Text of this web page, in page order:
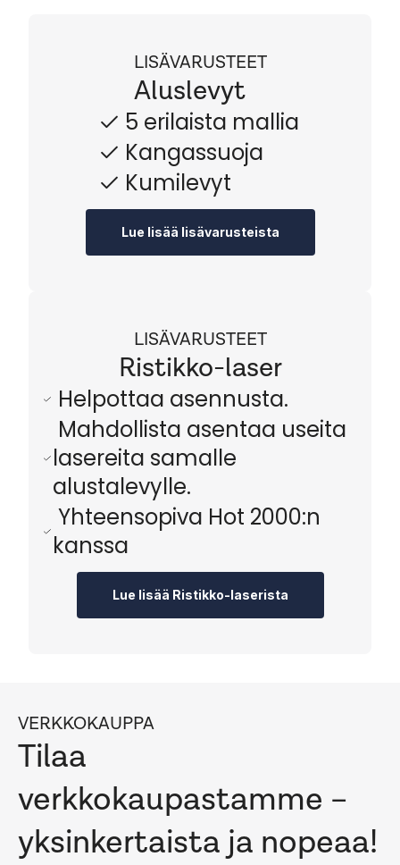
LISÄVARUSTEET
Aluslevyt
5 erilaista mallia
Kangassuoja
Kumilevyt
Lue lisää lisävarusteista
LISÄVARUSTEET
Ristikko-laser
Helpottaa asennusta.
Mahdollista asentaa useita
lasereita samalle
alustalevylle.
Yhteensopiva Hot 2000:n
kanssa
Lue lisää Ristikko-laserista
VERKKOKAUPPA
Tilaa
verkkokaupastamme –
yksinkertaista ja nopeaa!